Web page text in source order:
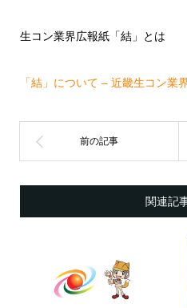
生コン業界広報紙「結」とは
「結」について – 近畿生コン業
関連記